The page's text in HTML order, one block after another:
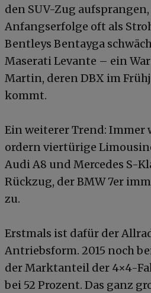
den SUV-Zug
Anfangserfolge oft als
Bentleys Bentayga
Maserati Levante – ein
Martin, deren DBX im
kommt.
Ein weiterer Trend: Immer
ordern viertürige
Audi A8 und Mercedes S-
Rückzug, der BMW 7er
zu.
Erstmals ist dafür der
Antriebsform. 2015 noch
der Marktanteil der 4×4-
bei 52 Prozent. Das ganz